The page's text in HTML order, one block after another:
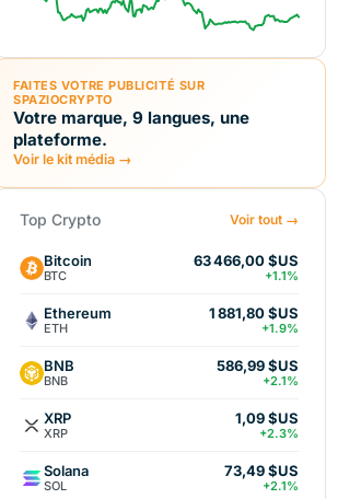
FAITES VOTRE PUBLICITÉ SUR
SPAZIOCRYPTO
Votre marque, 9 langues, une
plateforme.
Voir le kit média →
Top Crypto Voir tout →
Bitcoin
BTC
63 466,00 $US
+1.1%
Ethereum
ETH
1 881,80 $US
+1.9%
BNB
BNB
586,99 $US
+2.1%
XRP
XRP
1,09 $US
+2.3%
Solana
SOL
73,49 $US
+2.1%